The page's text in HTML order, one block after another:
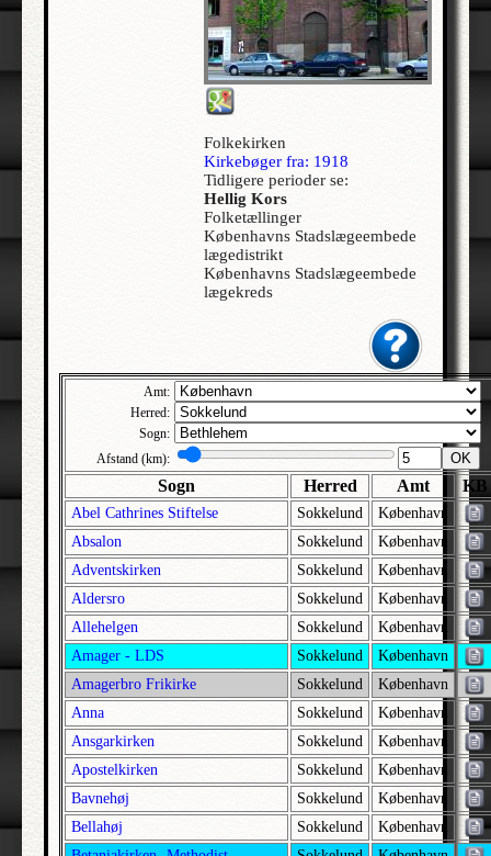
Alleshave | Skippinge | Holbæk
Allested | Sallinge | Svendborg
Alling | Gjern | Skanderborg
Allinge-Sandvig | Bornholm Nørre | Bornholm
Alslev | Skast | Ribe
Alsted | Alsted | Sorø
Alsted | Morsø Nørre | Thisted
Alstrup | Gislum | Ålborg
Alstrup | Hvetbo | Hjørring
Alsønderup | Strø | Frederiksborg
Amtshospitalets Kirke | Ods | Holbæk
Anholt | Djurs Nørre | Randers
Anna | Sokkelund | København
Annisse | Holbo | Frederiksborg
Ans | Lysgård | Viborg
Ansager | Øster Horne | Ribe
Ansgarkirken | Sokkelund | København
Anst | Anst | Ribe
Antvorskov | Slagelse | Sorø
Apostelkirken | Sokkelund | København
Folkekirken
Kirkebøger fra: 1918
Tidligere perioder se:
Hellig Kors
Folketællinger
Københavns Stadslægeembede
lægedistrikt
Københavns Stadslægeembede
lægekreds
Amt:
Herred:
Sogn:
Afstand (km):
OK
Sogn Herred Amt KB
Abel Cathrines Stiftelse Sokkelund
København
Absalon
Sokkelund
København
Adventskirken
Sokkelund
København
Aldersro
Sokkelund
København
Allehelgen
Sokkelund
København
Amager - LDS
Sokkelund
København
Amagerbro Frikirke
Sokkelund
København
Anna
Sokkelund
København
Ansgarkirken
Sokkelund
København
Apostelkirken
Sokkelund
København
Bavnehøj
Sokkelund
København
Bellahøj
Sokkelund
København